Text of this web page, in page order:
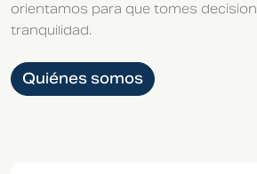
orientamos para que tomes
tranquilidad.
Quiénes somos